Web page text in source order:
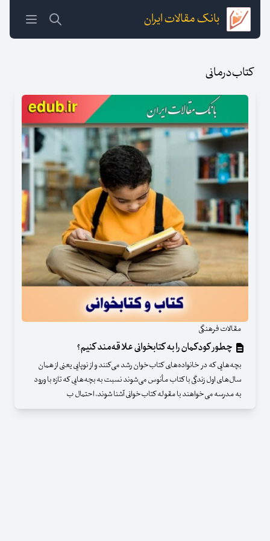
بانک مقالات ایران
کتاب‌درمانی
مقالات فرهنگی
چطور کودکمان را به کتابخوانی علاقه‌مند کنیم؟
بچه‌هایی که در خانواده‌های کتاب‌خوان رشد می‌کنند و از نوپایی یعنی از همان
سال‌های اول زندگی با کتاب مأنوس می‌شوند نسبت به بچه‌هایی که تازه با ورود
به مدرسه می‌خواهند با مقوله کتاب‌خوانی آشنا شوند، احتمال ب